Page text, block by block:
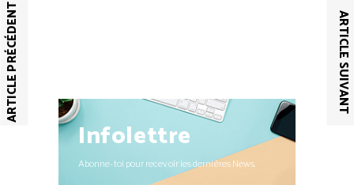
ARTICLE PRÉCÉDENT ARTICLE SUIVANT
Infolettre
Abonne-toi pour recevoir les dernières News.